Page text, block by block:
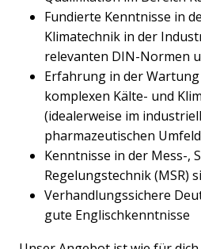
Fundierte Kenntnisse in
Klimatechnik in der
relevanten DIN-Normen
Erfahrung in der
komplexen Kälte- und
(idealerweise im
pharmazeutischen
Kenntnisse in der Mess-,
Regelungstechnik (MSR)
Verhandlungssichere
gute Englischkenntnisse